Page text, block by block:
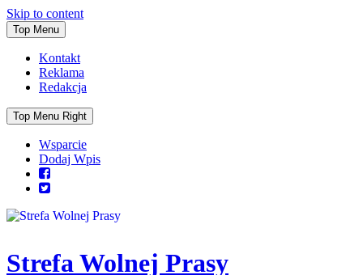
Skip to content
Top Menu
Kontakt
Reklama
Redakcja
Top Menu Right
Wsparcie
Dodaj Wpis
Strefa Wolnej Prasy